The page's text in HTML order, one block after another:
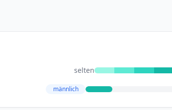
selten
männlich